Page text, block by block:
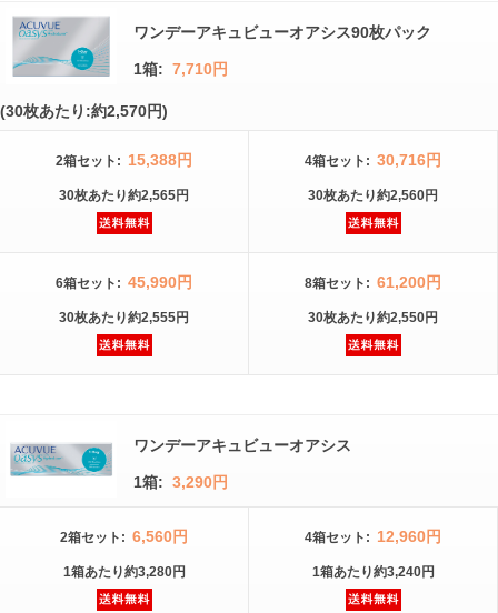
ワンデーアキュビューオアシス90枚パック
1箱: 7,710円
(30枚あたり:約2,570円)
2箱セット : 15,388円
30枚あたり約2,565円
4箱セット : 30,716円
30枚あたり約2,560円
6箱セット : 45,990円
30枚あたり約2,555円
8箱セット : 61,200円
30枚あたり約2,550円
ワンデーアキュビューオアシス
1箱: 3,290円
2箱セット : 6,560円
1箱あたり約3,280円
4箱セット : 12,960円
1箱あたり約3,240円